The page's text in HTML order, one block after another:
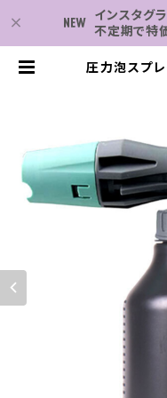
インスタグ
不定期で特
圧力泡スプ
ボトル | 子
何でも揃う-
発表会